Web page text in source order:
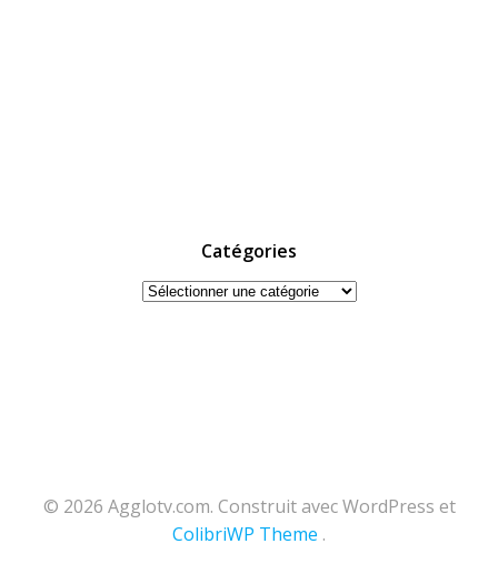
Catégories
Catégories
© 2026 Agglotv.com. Construit avec WordPress et
ColibriWP Theme .